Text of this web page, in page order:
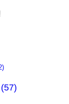
(57)